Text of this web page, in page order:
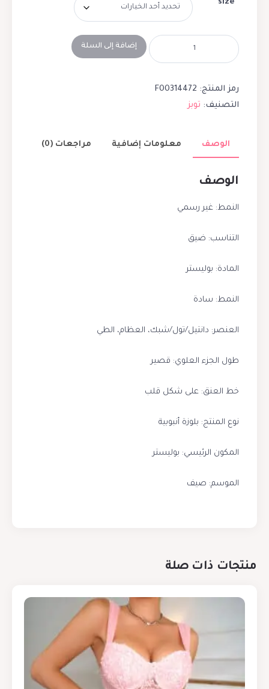
size
إضافة إلى السلة
رمز المنتج: F00314472
التصنيف: توبز
الوصف معلومات إضافية مراجعات (0)
الوصف
النمط: غير رسمي
التناسب: ضيق
المادة: بوليستر
النمط: سادة
العنصر: دانتيل/تول/شبك، العظام، الطي
طول الجزء العلوي: قصير
خط العنق: على شكل قلب
نوع المنتج: بلوزة أنبوبية
المكون الرئيسي: بوليستر
الموسم: صيف
منتجات ذات صلة